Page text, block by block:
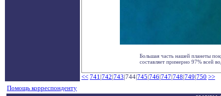
Большая часть нашей планеты
составляет примерно 97% всей
<< 741|742|743|744|745|746|747|748|749|750 >>
Помощь корреспонденту